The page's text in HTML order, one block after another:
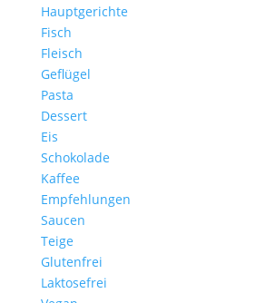
Hauptgerichte
Fisch
Fleisch
Geflügel
Pasta
Dessert
Eis
Schokolade
Kaffee
Empfehlungen
Saucen
Teige
Glutenfrei
Laktosefrei